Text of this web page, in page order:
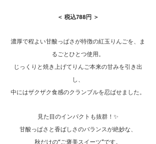
＜ 税込788円 ＞
濃厚で程よい甘酸っぱさが特徴の紅玉りんごを、ま
るごとひとつ使用。
じっくりと焼き上げてりんご本来の甘みを引き出
し、
中にはザクザク食感のクランブルを忍ばせました。
見た目のインパクトも抜群！✨
甘酸っぱさと香ばしさのバランスが絶妙な、
秋だけの“ご褒美スイーツ”です。